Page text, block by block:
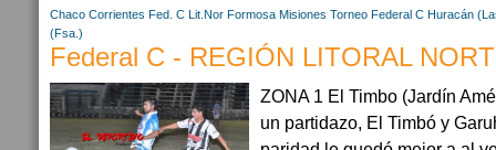
Chaco Corrientes Fed. C Lit.Nor Formosa Misiones Torneo Federal C Huracán
(Fsa.)
Federal C - REGIÓN LITORAL
ZONA 1 El Timbo (Jardín
un partidazo, El Timbó y